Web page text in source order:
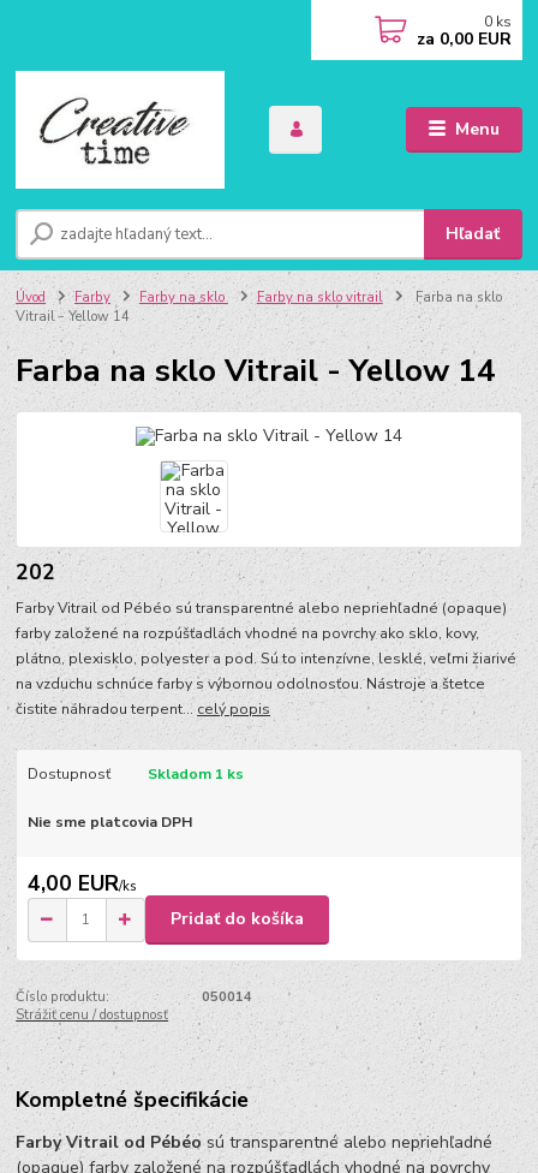
Menu
Hľadať
0 ks
za 0,00 EUR
Úvod Farby Farby na sklo Farby na sklo vitrail
Farba na sklo
Vitrail - Yellow 14
Farba na sklo Vitrail - Yellow 14
202
Farby Vitrail od Pébéo sú transparentné alebo nepriehľadné (opaque)
farby založené na rozpúšťadlách vhodné na povrchy ako sklo, kovy,
plátno, plexisklo, polyester a pod. Sú to intenzívne, lesklé, veľmi žiarivé
na vzduchu schnúce farby s výbornou odolnosťou. Nástroje a štetce
čistite náhradou terpent... celý popis
Dostupnosť Skladom 1 ks
Nie sme platcovia DPH
4,00 EUR/ks
Pridať do košíka
Číslo produktu:
050014
Strážiť cenu / dostupnosť
Kompletné špecifikácie
Farby Vitrail od Pébéosú transparentné alebo nepriehľadné
(opaque) farby založené na rozpúšťadlách vhodné na povrchy